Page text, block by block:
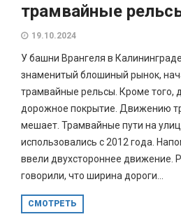
трамвайные
19.10.2024
У башни Врангеля в
знаменитый блошиный рынок,
трамвайные рельсы. Кроме того,
дорожное покрытие. Движению
мешает. Трамвайные пути на
использовались с 2012 года.
ввели двухстороннее движение.
говорили, что ширина дороги...
СМОТРЕТЬ